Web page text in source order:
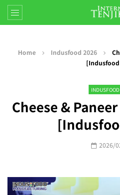
Home Indusfood 2026
[Indusfood
Cheese &
2026/